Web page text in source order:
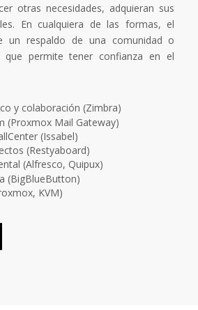
otras necesidades, adquieran sus
En cualquiera de las formas, el
un respaldo de una comunidad o
que permite tener confianza en el
y colaboración (Zimbra)
(Proxmox Mail Gateway)
(Issabel)
(Restyaboard)
(Alfresco, Quipux)
(BigBlueButton)
KVM)